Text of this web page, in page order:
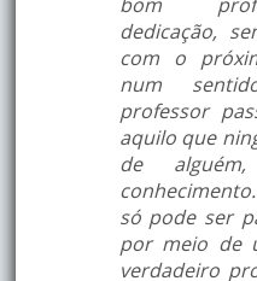
dedicação,
com o
num
professor
aquilo que
de
só pode ser
por meio de
verdadeiro